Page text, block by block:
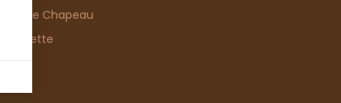
Type de Chapeau
Casquette